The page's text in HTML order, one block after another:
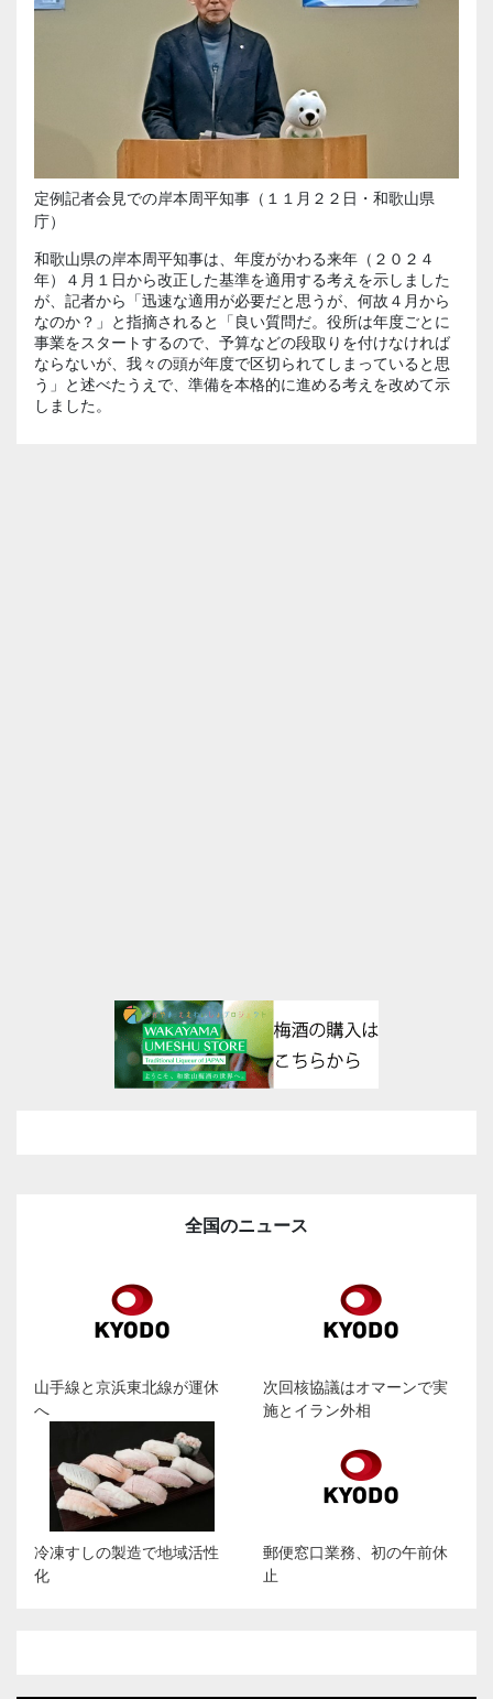
定例記者会見での岸本周平知事（１１月２２日・和歌山県
庁）
和歌山県の岸本周平知事は、年度がかわる来年（２０２４
年）４月１日から改正した基準を適用する考えを示しました
が、記者から「迅速な適用が必要だと思うが、何故４月から
なのか？」と指摘されると「良い質問だ。役所は年度ごとに
事業をスタートするので、予算などの段取りを付けなければ
ならないが、我々の頭が年度で区切られてしまっていると思
う」と述べたうえで、準備を本格的に進める考えを改めて示
しました。
全国のニュース
山手線と京浜東北線が運休
へ
次回核協議はオマーンで実
施とイラン外相
冷凍すしの製造で地域活性
化
郵便窓口業務、初の午前休
止